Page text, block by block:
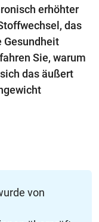
erhöhter
das
Gesundheit
Sie, warum
das äußert
von